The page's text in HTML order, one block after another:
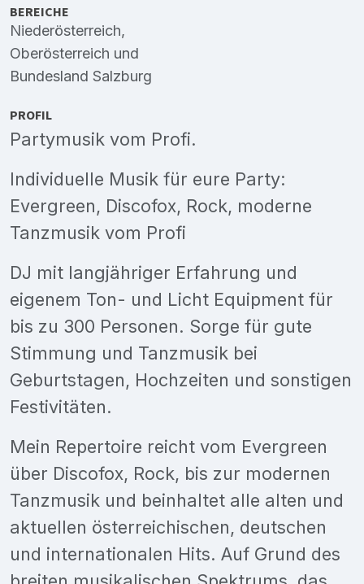
BEREICHE
Niederösterreich,
Oberösterreich und
Bundesland Salzburg
PROFIL
Partymusik vom Profi.
Individuelle Musik für eure Party:
Evergreen, Discofox, Rock, moderne
Tanzmusik vom Profi
DJ mit langjähriger Erfahrung und
eigenem Ton- und Licht Equipment für
bis zu 300 Personen. Sorge für gute
Stimmung und Tanzmusik bei
Geburtstagen, Hochzeiten und sonstigen
Festivitäten.
Mein Repertoire reicht vom Evergreen
über Discofox, Rock, bis zur modernen
Tanzmusik und beinhaltet alle alten und
aktuellen österreichischen, deutschen
und internationalen Hits. Auf Grund des